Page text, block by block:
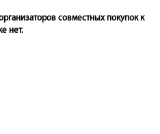
совместных покупок к
нет.